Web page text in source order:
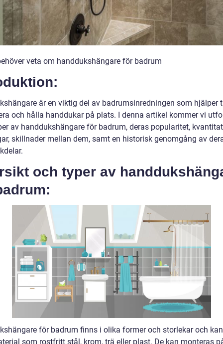
veta om handdukshängare för badrum
är en viktig del av badrumsinredningen som hjälper
och hålla handdukar på plats. I denna artikel kommer vi
av handdukshängare för badrum, deras popularitet,
skillnader mellan dem, samt en historisk genomgång av
och typer av
för badrum finns i olika former och storlekar och
som rostfritt stål, krom, trä eller plast. De kan monteras